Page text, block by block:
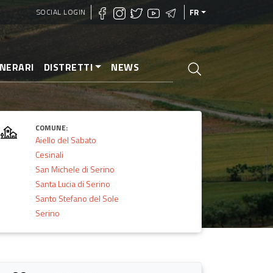
SOCIAL LOGIN FR
DISTRETTI NEWS
COMUNE:
Aiello del Sabato
Cesinali
San Michele di Serino
Santa Lucia di Serino
Santo Stefano del Sole
Serino